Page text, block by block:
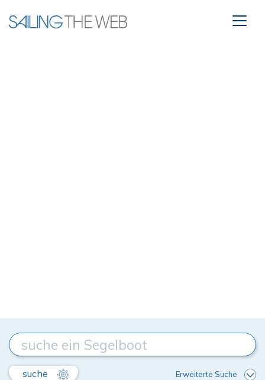
suche Erweiterte Suche